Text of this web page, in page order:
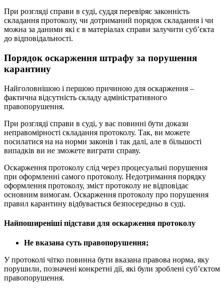
При розгляді справи в суді, суддя перевіряє законність
складання протоколу, чи дотриманий порядок складання і чи
можна за даними які є в матеріалах справи залучити суб’єкта
до відповідальності.
Порядок оскарження штрафу за порушення
карантину
Найголовнішою і першою причиною для оскарження –
фактична відсутність складу адміністративного
правопорушення.
При розгляді справи в суді, у вас повинні бути докази
неправомірності складання протоколу. Так, ви можете
посилатися на на норми законів і так далі, але в більшості
випадків ви не зможете виграти справу.
Оскарження протоколу слід через процесуальні порушення
при оформленні самого протоколу. Недотримання порядку
оформлення протоколу, зміст протоколу не відповідає
основним вимогам. Оскарження протоколу про порушення
правил карантину відбувається безпосередньо в суді.
Найпоширеніші підстави для оскарження протоколу
Не вказана суть правопорушення;
У протоколі чітко повинна бути вказана правова норма, яку
порушили, позначені конкретні дії, які були зроблені суб’єктом
правопорушення.